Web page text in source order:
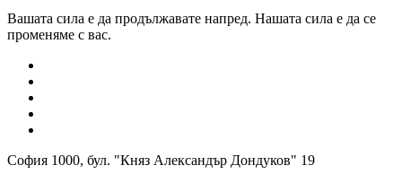
Вашата сила е да продължавате напред. Нашата сила е да се
променяме с вас.
София 1000, бул. "Княз Александър Дондуков" 19